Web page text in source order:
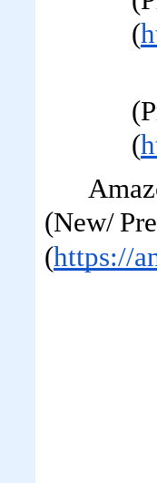
(
(
(New/
(https://